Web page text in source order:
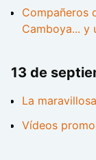
Compañeros
Camboya... y
13 de
La
Vídeos